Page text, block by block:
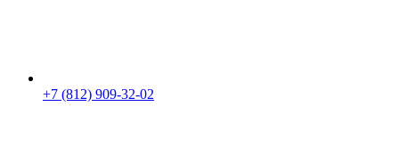
+7 (812) 909-32-02